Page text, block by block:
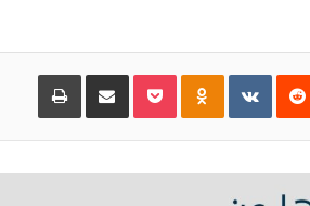
‏Reddit
‏VKontakte
Odnoklassniki
Pocketمشاركة عبر البريد طباعة